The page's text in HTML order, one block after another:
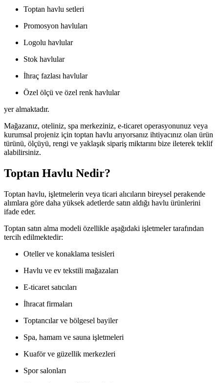
Toptan havlu setleri
Promosyon havluları
Logolu havlular
Stok havlular
İhraç fazlası havlular
Özel ölçü ve özel renk havlular
yer almaktadır.
Mağazanız, oteliniz, spa merkeziniz, e-ticaret operasyonunuz veya
kurumsal projeniz için toptan havlu arıyorsanız ihtiyacınız olan ürün
türünü, ölçüyü, rengi ve yaklaşık sipariş miktarını bize ileterek teklif
alabilirsiniz.
Toptan Havlu Nedir?
Toptan havlu, işletmelerin veya ticari alıcıların bireysel perakende
alımlara göre daha yüksek adetlerde satın aldığı havlu ürünlerini
ifade eder.
Toptan satın alma modeli özellikle aşağıdaki işletmeler tarafından
tercih edilmektedir:
Oteller ve konaklama tesisleri
Havlu ve ev tekstili mağazaları
E-ticaret satıcıları
İhracat firmaları
Toptancılar ve bölgesel bayiler
Spa, hamam ve sauna işletmeleri
Kuaför ve güzellik merkezleri
Spor salonları